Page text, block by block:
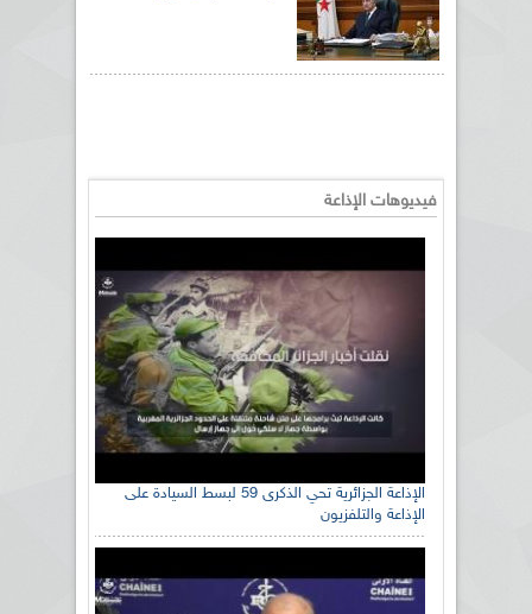
فيديوهات الإذاعة
الإذاعة الجزائرية تحي الذكرى 59 لبسط السيادة على
الإذاعة والتلفزيون